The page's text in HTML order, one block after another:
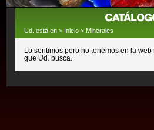
Ud. está en > Inicio > Minerales
Lo sentimos pero no tenemos en la
que Ud. busca.